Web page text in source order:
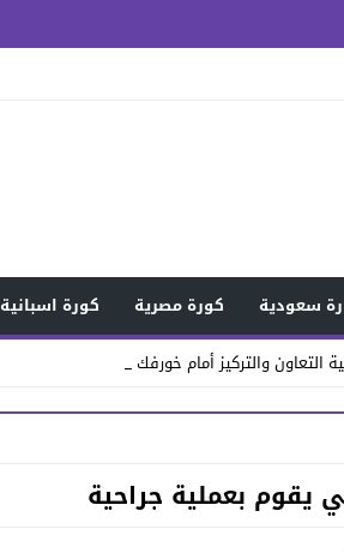
سعودية كورة مصرية كورة اسبانية
والتركيز أمام خورفكان
يقوم بعملية جراحية